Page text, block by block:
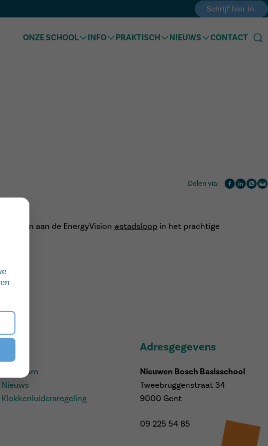
Schrijf hier in.
ONZE SCHOOL
INFO
PRAKTISCH
NIEUWS
CONTACT
Delen via:
aan de EnergyVision #stadsloop in het prachtige
Ons team
Nieuws
Klokkenluidersregeling
Adresgegevens
Nieuwen Bosch Basisschool
Tweebruggenstraat 34
9000 Gent
09 225 54 85